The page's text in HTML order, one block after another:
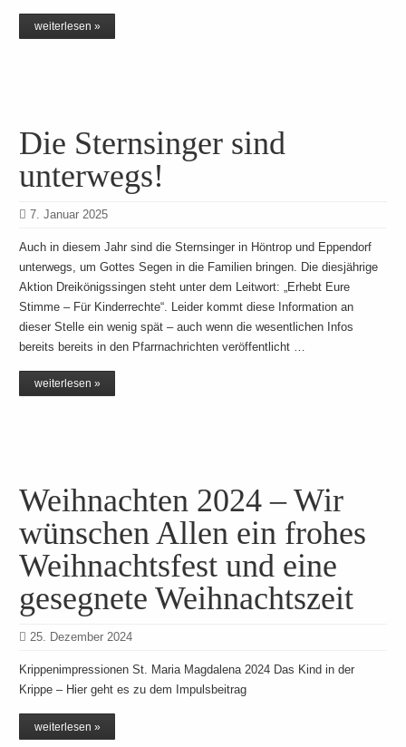
weiterlesen »
Die Sternsinger sind
unterwegs!
7. Januar 2025
Auch in diesem Jahr sind die Sternsinger in Höntrop und Eppendorf
unterwegs, um Gottes Segen in die Familien bringen. Die diesjährige
Aktion Dreikönigssingen steht unter dem Leitwort: „Erhebt Eure
Stimme – Für Kinderrechte“. Leider kommt diese Information an
dieser Stelle ein wenig spät – auch wenn die wesentlichen Infos
bereits bereits in den Pfarrnachrichten veröffentlicht …
weiterlesen »
Weihnachten 2024 – Wir
wünschen Allen ein frohes
Weihnachtsfest und eine
gesegnete Weihnachtszeit
25. Dezember 2024
Krippenimpressionen St. Maria Magdalena 2024 Das Kind in der
Krippe – Hier geht es zu dem Impulsbeitrag
weiterlesen »